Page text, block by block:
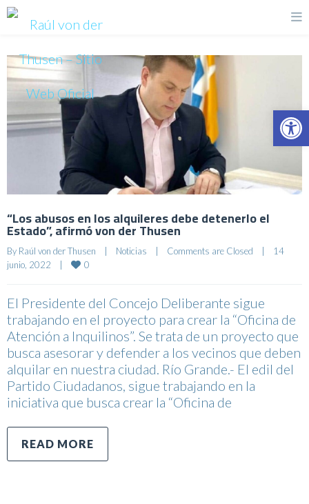
“Los abusos en los alquileres debe detenerlo el
Estado”, afirmó von der Thusen
By Raúl von der Thusen | Noticias | Comments are Closed |
14
junio, 2022
| 0
El Presidente del Concejo Deliberante sigue
trabajando en el proyecto para crear la “Oficina de
Atención a Inquilinos”. Se trata de un proyecto que
busca asesorar y defender a los vecinos que deben
alquilar en nuestra ciudad. Río Grande.- El edil del
Partido Ciudadanos, sigue trabajando en la
iniciativa que busca crear la “Oficina de
READ MORE